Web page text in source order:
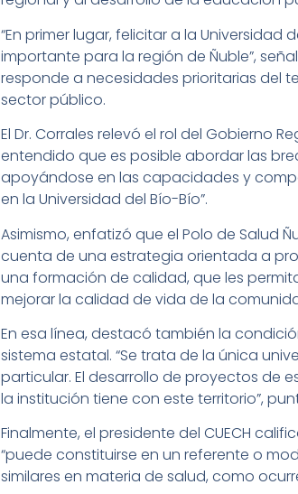
“En primer lugar, felicitar a la
importante para la región de Ñuble”,
responde a necesidades prioritarias del
sector público.
El Dr. Corrales relevó el rol del Gobierno
entendido que es posible abordar las
apoyándose en las capacidades y
en la Universidad del Bío-Bío”.
Asimismo, enfatizó que el Polo de Salud
cuenta de una estrategia orientada a
una formación de calidad, que les
mejorar la calidad de vida de la
En esa línea, destacó también la
sistema estatal. “Se trata de la única
particular. El desarrollo de proyectos de
la institución tiene con este territorio”,
Finalmente, el presidente del CUECH
“puede constituirse en un referente o
similares en materia de salud, como